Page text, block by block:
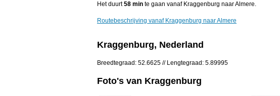
Het duurt58 min te gaan vanaf Kraggenburg naar Almere.
Routebeschrijving vanaf Kraggenburg naar Almere
Kraggenburg, Nederland
Breedtegraad: 52.6625 // Lengtegraad: 5.89995
Foto's van Kraggenburg